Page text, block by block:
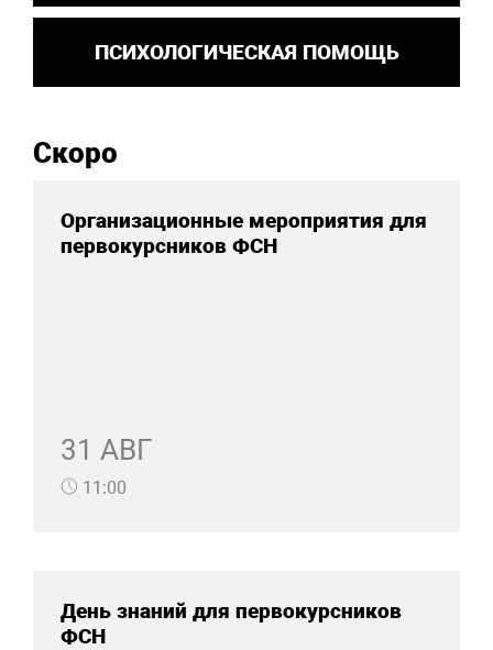
ПСИХОЛОГИЧЕСКАЯ ПОМОЩЬ
Скоро
Организационные мероприятия для
первокурсников ФСН
31 АВГ
11:00
День знаний для первокурсников
ФСН